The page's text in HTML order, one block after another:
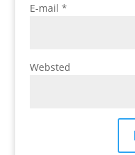
E-mail *
Websted